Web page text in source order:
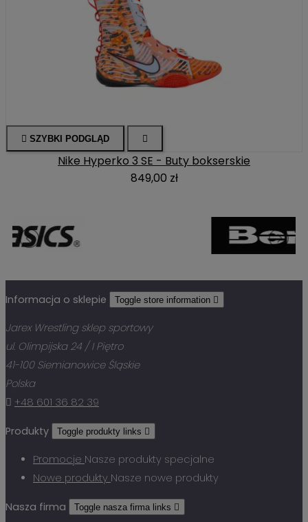
 SZYBKI PODGLĄD 
Nike Hyperko 3 SE - Buty bokserskie
849,00 zł
Informacja o sklepie Toggle store information 
Jarex Wrestling sklep sportowy
ul. Olimpijska 24 / I Piętro
41-100 Siemianowice Śląskie
Polska
 +48 601 36 82 39
Produkty Toggle produkty links 
Promocje Nasze produkty specjalne
Nowe produkty Nasze nowe produkty
Nasza firma Toggle nasza firma links 